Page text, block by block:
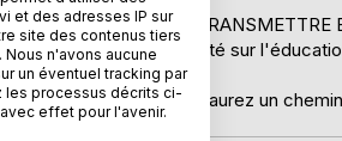
: "LE CADEAU,
; qui est plus orienté sur
que vous aurez un
et des adresses IP sur
site des contenus tiers
n'avons aucune
un éventuel tracking par
les processus décrits ci-
effet pour l'avenir.